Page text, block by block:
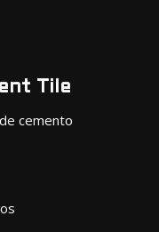
Tile
cemento